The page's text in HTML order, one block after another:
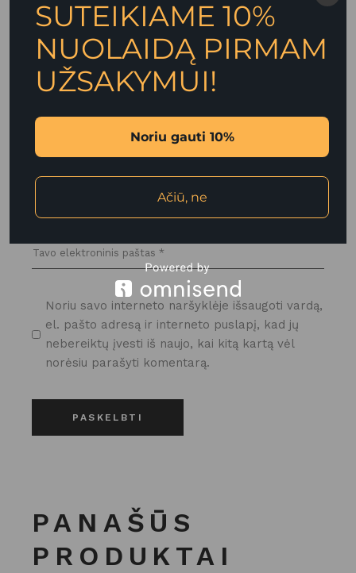
Noriu savo interneto naršyklėje išsaugoti vardą,
el. pašto adresą ir interneto puslapį, kad jų
nebereiktų įvesti iš naujo, kai kitą kartą vėl
norėsiu parašyti komentarą.
PASKELBTI
PANAŠŪS
PRODUKTAI
SUTEIKIAME 10%
NUOLAIDĄ PIRMAM
UŽSAKYMUI!
Noriu gauti 10%
Ačiū, ne